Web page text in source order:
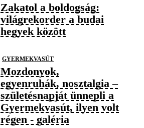
Zakatol a boldogság:
világrekorder a budai
hegyek között
GYERMEKVASÚT
Mozdonyok,
egyenruhák, nosztalgia –
születésnapját ünnepli a
Gyermekvasút, ilyen volt
régen - galéria